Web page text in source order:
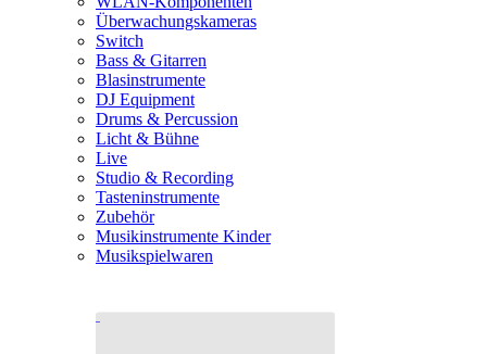
Überwachungskameras
Switch
Bass & Gitarren
Blasinstrumente
DJ Equipment
Drums & Percussion
Licht & Bühne
Live
Studio & Recording
Tasteninstrumente
Zubehör
Musikinstrumente Kinder
Musikspielwaren